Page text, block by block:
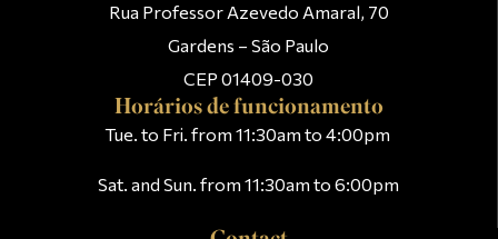
Rua Professor Azevedo Amaral, 70
Gardens – São Paulo
CEP 01409-030
Horários de funcionamento
Tue. to Fri. from 11:30am to 4:00pm
Sat. and Sun. from 11:30am to 6:00pm